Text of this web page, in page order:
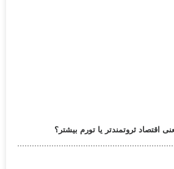
اقتصاد ثروتمندتر یا تورم بیشتر؟